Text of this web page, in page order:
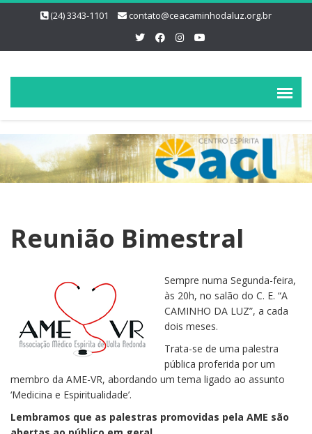
(24) 3343-1101 contato@ceacaminhodaluz.org.br
Reunião Bimestral
Sempre numa Segunda-feira,
às 20h, no salão do C. E. “A
CAMINHO DA LUZ”, a cada
dois meses.
Trata-se de uma palestra
pública proferida por um
membro da AME-VR, abordando um tema ligado ao assunto
‘Medicina e Espiritualidade’.
Lembramos que as palestras promovidas pela AME são